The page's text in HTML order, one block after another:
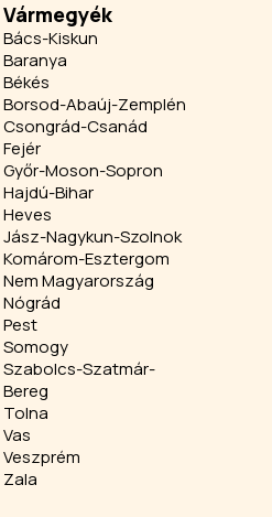
Vármegyék
Bács-Kiskun
Baranya
Békés
Borsod-Abaúj-Zemplén
Csongrád-Csanád
Fejér
Győr-Moson-Sopron
Hajdú-Bihar
Heves
Jász-Nagykun-Szolnok
Komárom-Esztergom
Nem Magyarország
Nógrád
Pest
Somogy
Szabolcs-Szatmár-
Bereg
Tolna
Vas
Veszprém
Zala